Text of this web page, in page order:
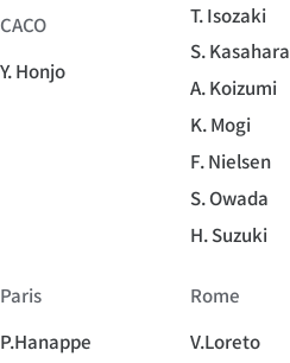
CACO
Y. Honjo
T. Isozaki
S. Kasahara
A. Koizumi
K. Mogi
F. Nielsen
S. Owada
H. Suzuki
Paris
P.Hanappe
Rome
V.Loreto